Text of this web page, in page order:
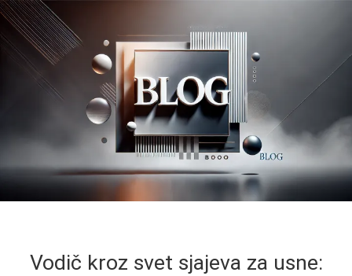
Vodič kroz svet sjajeva za usne: